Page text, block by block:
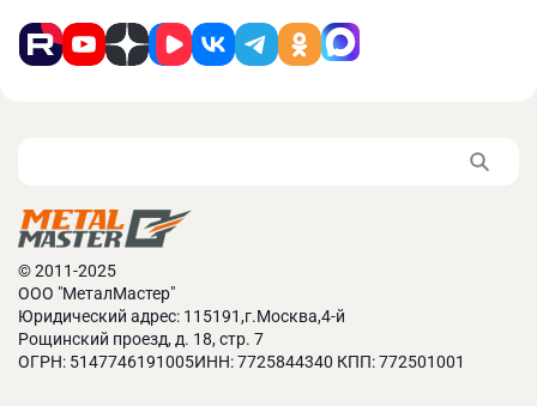
© 2011-2025
ООО "МеталМастер"
Юридический адрес: 115191,г.Москва,4-й
Рощинский проезд, д. 18, стр. 7
ОГРН: 5147746191005ИНН: 7725844340 КПП: 772501001